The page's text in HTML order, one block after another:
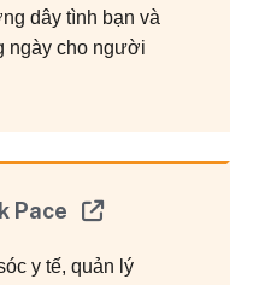
dây tình bạn và
ngày cho người
Pace
y tế, quản lý